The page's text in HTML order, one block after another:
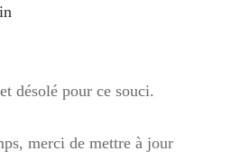
désolé pour ce souci.
merci de mettre à jour